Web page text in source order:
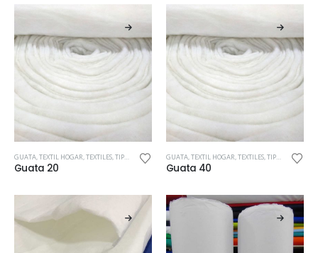
GUATA,TEXTIL HOGAR,TEXTILES,TIPOS DE TELA USO DE LA TELA
Guata 20
GUATA,TEXTIL HOGAR,TEXTILES,TIPOS DE TELA
Guata 40